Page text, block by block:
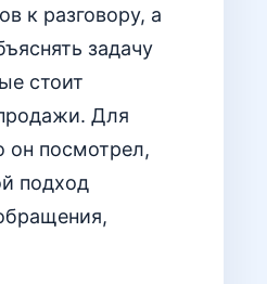
к разговору, а
задачу
стоит
Для
он посмотрел,
подход